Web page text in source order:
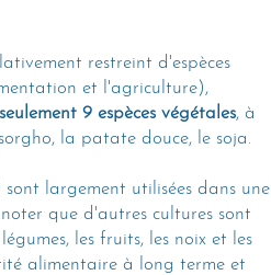
restreint d'espèces
et l'agriculture),
9 espèces végétales, à
la patate douce, le soja.
largement utilisées dans une
que d'autres cultures sont
les fruits, les noix et les
alimentaire à long terme et